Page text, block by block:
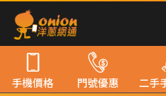
手機價格 門號優惠 二手